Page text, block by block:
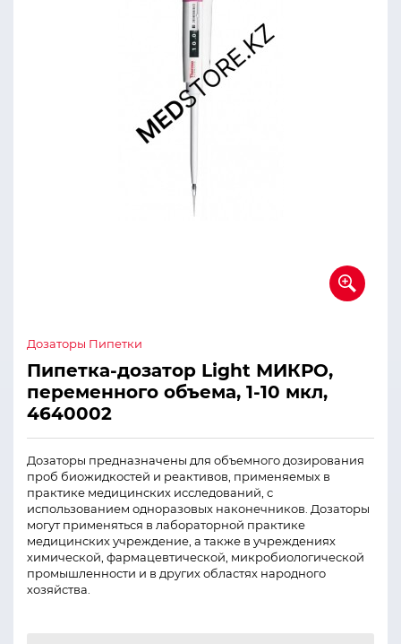
Дозаторы Пипетки
Пипетка-дозатор Light МИКРО,
переменного объема, 1-10 мкл,
4640002
Дозаторы предназначены для объемного дозирования
проб биожидкостей и реактивов, применяемых в
практике медицинских исследований, с
использованием одноразовых наконечников. Дозаторы
могут применяться в лабораторной практике
медицинских учреждение, а также в учреждениях
химической, фармацевтической, микробиологической
промышленности и в других областях народного
хозяйства.